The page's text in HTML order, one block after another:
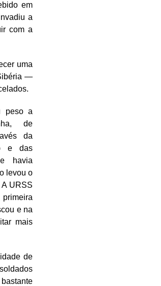
em
a
com a
uma
—
peso a
de
da
e das
havia
levou o
URSS
e na
mais
de